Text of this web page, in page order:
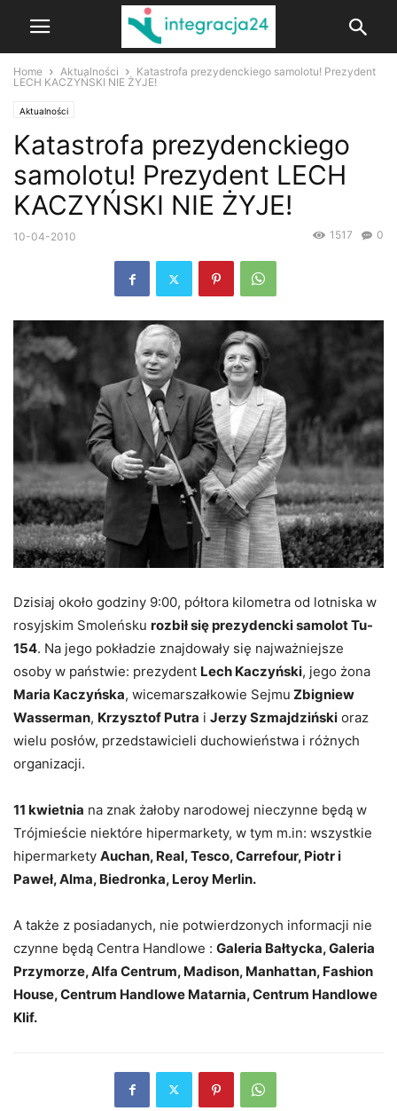
Home Aktualności
Katastrofa prezydenckiego samolotu! Prezydent
LECH KACZYŃSKI NIE ŻYJE!
Aktualności
Katastrofa prezydenckiego
samolotu! Prezydent LECH
KACZYŃSKI NIE ŻYJE!
10-04-2010 0
1517
Dzisiaj około godziny 9:00, półtora kilometra od lotniska w
rosyjskim Smoleńsku rozbił się prezydencki samolot Tu-
154. Na jego pokładzie znajdowały się najważniejsze
osoby w państwie: prezydent Lech Kaczyński, jego żona
Maria Kaczyńska, wicemarszałkowie Sejmu Zbigniew
Wasserman, Krzysztof Putra i Jerzy Szmajdziński oraz
wielu posłów, przedstawicieli duchowieństwa i różnych
organizacji.
11 kwietnia na znak żałoby narodowej nieczynne będą w
Trójmieście niektóre hipermarkety, w tym m.in: wszystkie
hipermarkety Auchan, Real, Tesco, Carrefour, Piotr i
Paweł, Alma, Biedronka, Leroy Merlin.
A także z posiadanych, nie potwierdzonych informacji nie
czynne będą Centra Handlowe : Galeria Bałtycka, Galeria
Przymorze, Alfa Centrum, Madison, Manhattan, Fashion
House, Centrum Handlowe Matarnia, Centrum Handlowe
Klif.